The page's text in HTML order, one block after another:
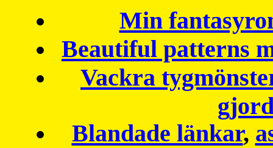
Min
Beautiful patterns
Vackra
Blandade länkar,